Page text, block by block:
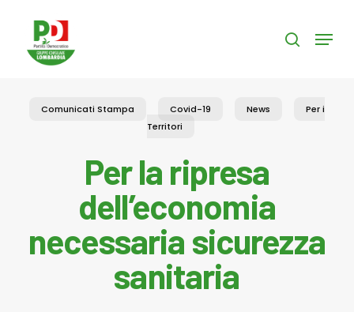
content
search
Menu
Comunicati Stampa Covid-19 News
Per i
Territori
Per la ripresa
dell’economia
necessaria sicurezza
sanitaria